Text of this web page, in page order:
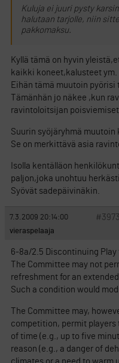
Kuluja ei juuri pysty
halutaan tarjolle, niin
pakkomaksu.
Kyllä tämä on hyvin
kaikki koneet,kalusteet
Eihän tämä muutoin
Tämänhän jo näkee ,kun
ravintoloitsijan
Suurin syöjäryhmä
Se on merkittävä asia
Isolla kentälläon
paljon,joka unohtuu
Syövät sadepäivinäkin.
7.3.2009 20:14:00
vieraspelaaja
6-8a/2.5 Discontinuing Play
The Committee may not
refreshment for an
Such a condition would
The Committee may,
competition, permit players
of time (e.g., up to five
reason (e.g., a danger of